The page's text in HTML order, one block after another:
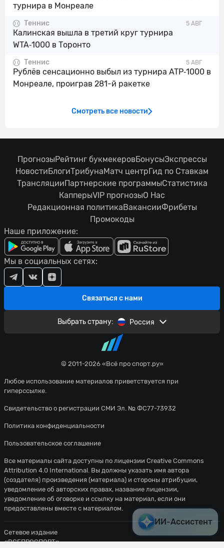
турнира в Монреале
5 АВГ
Теннис
Калинская вышла в третий круг турнира
WTA‑1000 в Торонто
5 АВГ
Теннис
Рублёв сенсационно выбыл из турнира ATP‑1000 в
Монреале, проиграв 281-й ракетке
Смотреть все новости
© 2011-2026 «Всё про спорт.ру»
Любое использование материалов приветствуется при
гиперссылке.
Свидетельство о регистрации СМИ Эл. № ФС77-73932
Политика конфиденциальности
Пользовательское соглашение
ПрогнозыРейтинг букмекеровБонусыЭкспрессы
НовостиБлогиТрибунаМатч центрГид по Ставкам
ТрансляцииПартнерские программыСтатистика
КапперыVIP прогнозыО Нас
Редакционная политикаВакансииФрибеты
Промокоды
Наше приложение:
Связаться с нами
Мы в социальных сетях:
Выбрать страну: Россия
Все материалы сайта доступны по лицензии Creative Commons
Attribution 4.0 International. Вы должны указать имя автора
(создателя) произведения (материала) и стороны атрибуции,
уведомление об авторских правах, название лицензии,
уведомление об оговорке и ссылку на материал, если они
предоставлены вместе с материалом.
Сетевое издание
«ВСЕПРОСПОРТ»
ИИ-Ассистент